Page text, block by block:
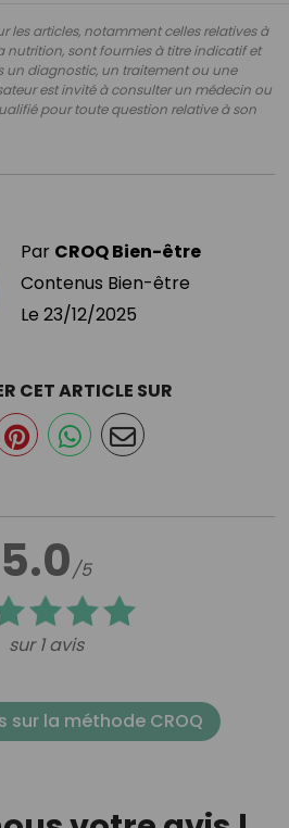
les articles, notamment celles relatives à
nutrition, sont fournies à titre indicatif et
un diagnostic, un traitement ou une
est invité à consulter un médecin ou
pour toute question relative à son
Par CROQ Bien-être
Contenus Bien-être
Le 23/12/2025
5.0/5
sur 1 avis
CET ARTICLE SUR
sur la méthode CROQ